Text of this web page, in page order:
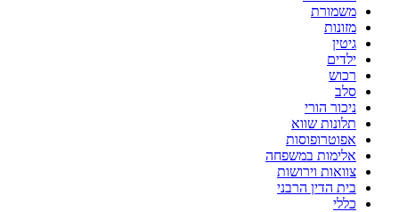
משמורת
מזונות
גיטין
ילדים
רכוש
סלב
ניכור הורי
תלונות שווא
אפוטרופוסות
אלימות במשפחה
צוואות וירושות
בית הדין הרבני
כללי